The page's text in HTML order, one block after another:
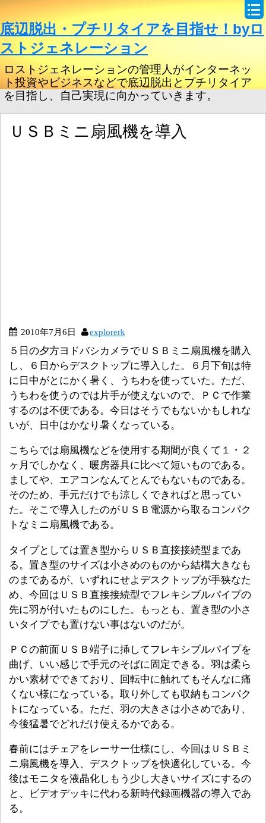
底辺脱出・プチリタイアを目指せ！byロ
ストジェネレーション
ロストジェネレーションの管理人がインターネッ
ト投資やビジネスなどで底辺脱出とプチリタイア
を目指し、自己実現に向かっていきます。
ＵＳＢミニ扇風機を導入
2010年7月6日 explorerk
５日の夕方ヨドバシカメラでＵＳＢミニ扇風機を購入
し、６日からデスクトップに導入した。６月下旬は特
に日中がとにかく暑く、うちわを使っていた。ただ、
うちわを使うのでは片手が使えないので、ＰＣで作業
するのは不便である。今日はそうでもないかもしれな
いが、日中はかなり暑くなっている。
こちらでは扇風機などを使用する期間が良くて１・２
ヶ月でしかなく、暖房器具に比べて短いものである。
ましてや、エアコンなんてとんでもないものである。
そのため、手元だけでも涼しくできればと思ってい
た。そこで導入したのがＵＳＢ電源から取るコンパク
トなミニ扇風機である。
タイプとしては置き型からＵＳＢ直接接続型まであ
る。置き型のサイズは小さめのものから結構大きなも
のまであるが、いずれにせよデスクトップが手狭なた
め、今回はＵＳＢ直接接続型でフレキシブルパイプの
先に羽が付いたものにした。もっとも、置き型の小さ
いタイプでも置けない事はないのだが。
ＰＣの前面ＵＳＢ端子に挿してフレキシブルパイプを
曲げ、いい感じで手元のそばに固定できる。羽は柔ら
かい素材でできており、回転中に触れてもそんなに痛
くない様になっている。取り外しても収納もコンパク
トになっている。ただ、羽の大きさは小さめであり、
今後猛暑でどれだけ使えるかである。
春前にはチェアをレーサー仕様にし、今回はＵＳＢミ
ニ扇風機を導入、デスクトップを快適化している。今
後はモニタを液晶化しもう少し大きいサイズにするの
と、ビデオデッキに代わる新時代録画機器の導入であ
る。